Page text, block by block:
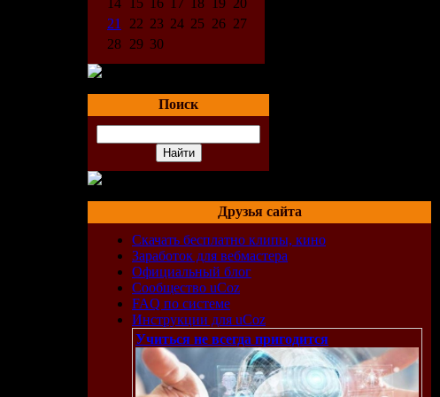
14 15 16 17 18 19 20
21
22 23 24 25 26 27
28 29 30
Поиск
Друзья сайта
Скачать бесплатно клипы, кино
Заработок для вебмастера
Официальный блог
Сообщество uCoz
FAQ по системе
Инструкции для uCoz
Учиться не всегда пригодится